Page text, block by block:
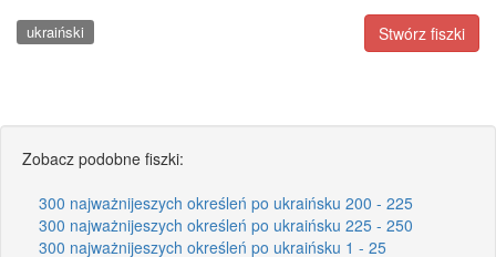
Stwórz fiszki
ukraiński
Zobacz podobne fiszki:
300 najważnijeszych określeń po ukraińsku 200 - 225
300 najważnijeszych określeń po ukraińsku 225 - 250
300 najważnijeszych określeń po ukraińsku 1 - 25